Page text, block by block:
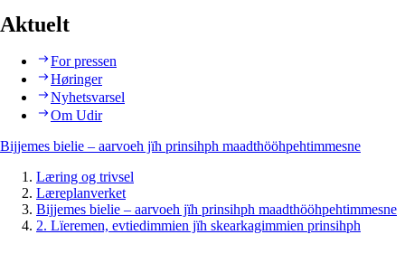
Aktuelt
For pressen
Høringer
Nyhetsvarsel
Om Udir
Bijjemes bielie – aarvoeh jïh prinsihph maadthööhpehtimmesne
Læring og trivsel
Læreplanverket
Bijjemes bielie – aarvoeh jïh prinsihph maadthööhpehtimmesne
2. Lïeremen, evtiedimmien jïh skearkagimmien prinsihph